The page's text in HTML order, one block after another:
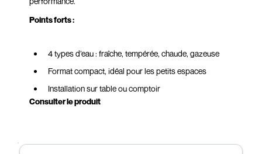
Points forts :
4 types d’eau : fraîche, tempérée, chaude, gazeuse
Format compact, idéal pour les petits espaces
Installation sur table ou comptoir
Eau filtrée en continu, directement depuis le réseau
Consulter le produit